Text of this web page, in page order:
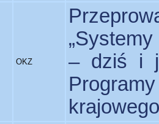
OKZ
– dziś i